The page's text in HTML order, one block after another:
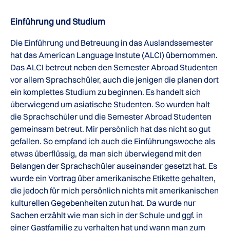
Einführung und Studium
Die Einführung und Betreuung in das Auslandssemester
hat das American Language Instute (ALCI) übernommen.
Das ALCI betreut neben den Semester Abroad Studenten
vor allem Sprachschüler, auch die jenigen die planen dort
ein komplettes Studium zu beginnen. Es handelt sich
überwiegend um asiatische Studenten. So wurden halt
die Sprachschüler und die Semester Abroad Studenten
gemeinsam betreut. Mir persönlich hat das nicht so gut
gefallen. So empfand ich auch die Einführungswoche als
etwas überflüssig, da man sich überwiegend mit den
Belangen der Sprachschüler auseinander gesetzt hat. Es
wurde ein Vortrag über amerikanische Etikette gehalten,
die jedoch für mich persönlich nichts mit amerikanischen
kulturellen Gegebenheiten zutun hat. Da wurde nur
Sachen erzählt wie man sich in der Schule und ggf. in
einer Gastfamilie zu verhalten hat und wann man zum